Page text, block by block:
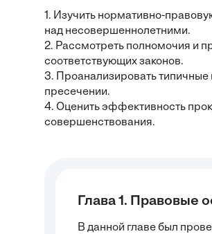
1. Изучить нормативно-
над несовершеннолетними.
2. Рассмотреть полномочия и
соответствующих законов.
3. Проанализировать типичные
пресечении.
4. Оценить эффективность
совершенствования.
Глава 1. Правовые
В данной главе был